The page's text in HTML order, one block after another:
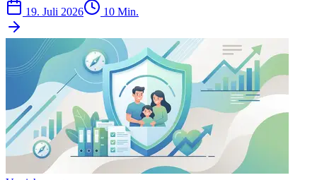
19. Juli 2026 10 Min.